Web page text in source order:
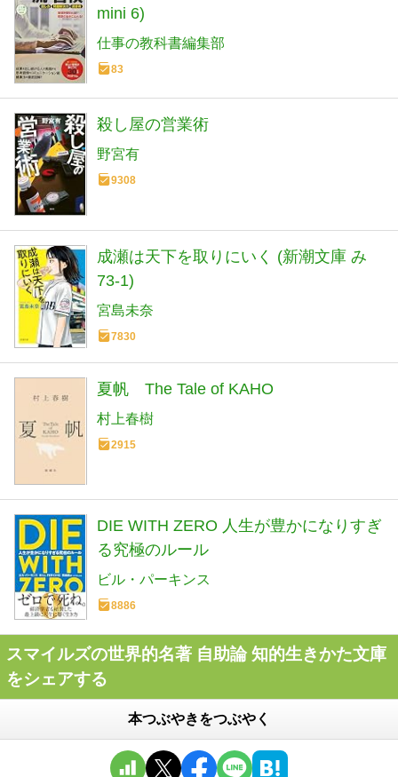
mini 6)
仕事の教科書編集部
83
殺し屋の営業術
野宮有
9308
成瀬は天下を取りにいく (新潮文庫 み
73-1)
宮島未奈
7830
夏帆 The Tale of KAHO
村上春樹
2915
DIE WITH ZERO 人生が豊かになりすぎ
る究極のルール
ビル・パーキンス
8886
スマイルズの世界的名著 自助論 知的生きかた文庫
をシェアする
本つぶやきをつぶやく